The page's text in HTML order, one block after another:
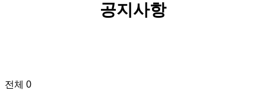
공지사항
전체 0